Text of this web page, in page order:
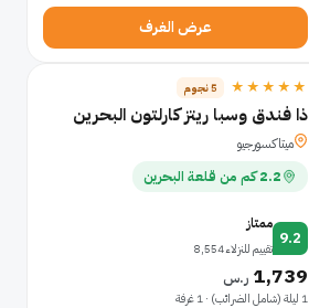
عرض الغرف
★★★★★ 5 نجوم
ذا فندق وسبا ريتز كارلتون البحرين
ميتاكسورجيو
2.2 كم من قلعة البحرين
9.2
ممتاز
تقييم للنزلاء 8,554
1,739 ر.س
1 ليلة (شامل الضرائب) · 1 غرفة